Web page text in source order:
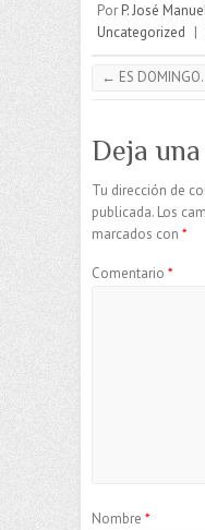
Por P. José
Uncategorized |
← ES
Deja
Tu dirección de
publicada. Los
marcados con *
Comentario *
Nombre *